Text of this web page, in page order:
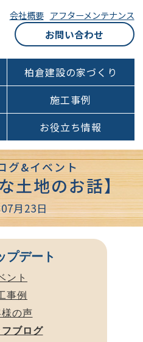
会社概要 アフターメンテナンス
お問い合わせ
柏倉建設の家づくり
施工事例
お役立ち情報
グ&イベント
土地のお話】
月23日
プデート
ント
事例
の声
フブログ